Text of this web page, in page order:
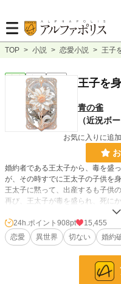
TOP > 小説 > 恋愛小説 > 王子
完結 短編 王子を
青の雀
（近況ボ
お気に入りに追
婚約者である王太子から、毒を盛
が、その時すでに王太子の子供を
王太子に黙って、出産するも子供
再び、王太子が毒を盛られ、死に
小説 1,535 位 / 228,787
24h.ポイント 908pt
15,455
恋愛
異世界 切ない 婚約